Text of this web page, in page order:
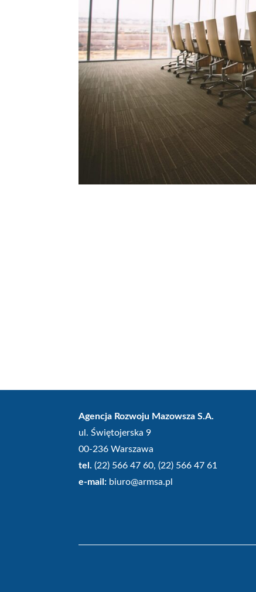
Agencja Rozwoju Mazowsza S.A.
ul. Świętojerska 9
00-236 Warszawa
tel. (22) 566 47 60, (22) 566 47 61
e-mail: biuro@armsa.pl